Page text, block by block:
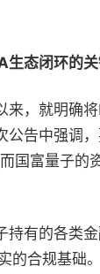
生态闭环的
，就明确将
公告中强调
国富量子的
持有的各类
的合规基础